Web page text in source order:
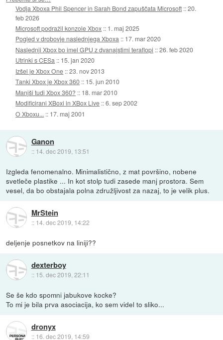
Vodja Xboxa Phil Spencer in Sarah Bond zapuščata Microsoft ::20.
feb 2026
Microsoft podražil konzole Xbox :: 1. maj 2025
Pogled v drobovje naslednjega Xboxa :: 17. mar 2020
Naslednji Xbox bo imel GPU z dvanajstimi teraflopi ::26. feb 2020
Utrinki s CESa :: 15. jan 2020
Izšel je Xbox One ::23. nov 2013
Tanki Xbox je Xbox 360 :: 15. jun 2010
Manjši tudi Xbox 360? :: 18. mar 2010
Modificirani XBoxi in XBox Live ::6. sep 2002
O Xboxu... :: 17. maj 2001
Ganon
:: 14. dec 2019, 13:51
Izgleda fenomenalno. Minimalistično, z mat površino, nobene
svetleče plastike ... In kot stolp tudi zasede manj prostora. Sem
vesel, da bo obstajala polna združljivost za nazaj, to je velik plus.
MrStein
:: 14. dec 2019, 14:22
deljenje posnetkov na liniji??
dexterboy
:: 15. dec 2019, 22:11
Se še kdo spomni jabukove kocke?
To mi je bila prva asociacija, ko sem videl to sliko...
dronyx
:: 16. dec 2019, 14:59